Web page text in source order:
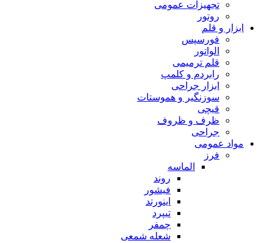
تجهیزات عمومی
روتور
ابزار و قلم
فورسپس
الواتور
قلم ترمیمی
رابردم و کلمپ
ابزار جراحی
سوزنگیر و هموستات
قیچی
ظرف و ظروف
جراحی
مواد عمومی
فرز
الماسه
روند
فیشور
اینورتد
تیپرد
چمفر
شعله شمعی